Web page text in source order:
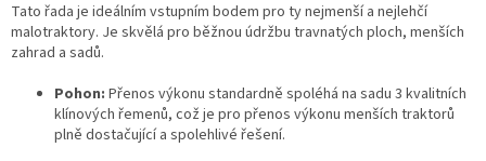
Tato řada je ideálním vstupním bodem pro ty nejmenší a nejlehčí
malotraktory. Je skvělá pro běžnou údržbu travnatých ploch, menších
zahrad a sadů.
Pohon: Přenos výkonu standardně spoléhá na sadu 3 kvalitních
klínových řemenů, což je pro přenos výkonu menších traktorů
plně dostačující a spolehlivé řešení.